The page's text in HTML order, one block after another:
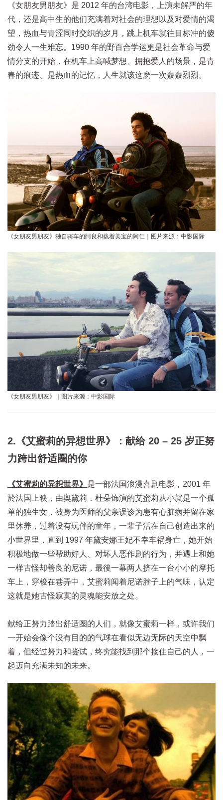
《女朋友男朋友》是 2012 年的台湾电影，上演未解严的年
代，还是高中生的他们充满着对社会的理想以及对爱情的渴
望，热血与青涩同时交织的岁月，跳上机车就往目标冲的傻
劲令人一生难忘。1990 年的野百合学运更是社会革命与爱
情分支的开始，在机车上高喊梦想、拥抱爱人的场景，是青
春的痕迹、是热血的记忆，人生就该这麽一次轰轰烈烈。
《女朋友男朋友》独自骑车的阿良和载着美宝的阿仁｜图片来源：中影国际
《女朋友男朋友》｜图片来源：中影国际
2.《艾蜜莉的异想世界》：献给 20 – 25 岁正努
力跨出舒适圈的你
《艾蜜莉的异想世界》 是一部法国浪漫喜剧电影，2001 年
於法国上映，由奥黛莉．杜朵饰演的艾蜜莉从小就是一个孤
单的独生女，被身为医师的父亲误诊为患有心脏病并留在家
里休养，过着没有玩伴的童年，一辈子活在自己创造出来的
小世界里，直到 1997 年黛安娜王妃不幸车祸身亡，她开始
积极地做一些帮助好人、对坏人恶作剧的行为，并遇上和她
一样古怪却善良的尼诺，最後一幕两人挤在一台小小的摩托
车上，穿梭在巷弄中，艾蜜莉闻着尼诺脖子上的气味，认定
这就是她古怪寂寞的灵魂能安放之处。
献给正努力踏出舒适圈的人们，就像艾蜜莉一样，或许我们
一开始会像个没有目的的气球在看似无边无际的天空中飘
着，但经过努力和尝试，终究能找到那个接住自己的人，一
起迈向充满未知的未来。